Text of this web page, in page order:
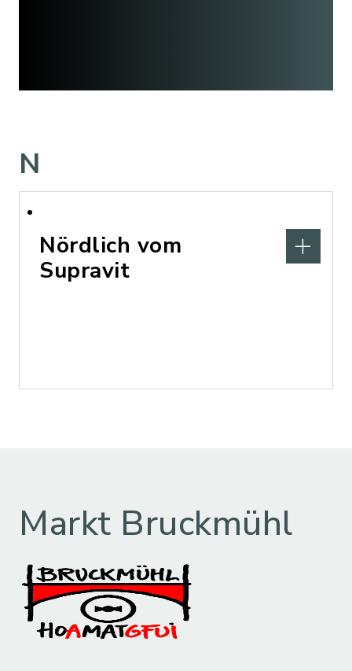
N
Nördlich vom
Supravit
Markt Bruckmühl